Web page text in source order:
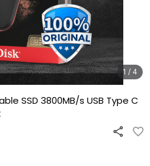
1 / 4
SSD 3800MB/s USB Type C